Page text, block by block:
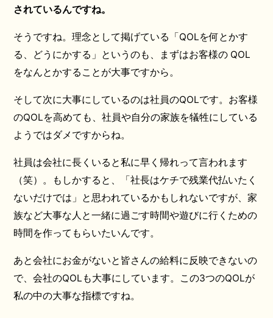
されているんですね。
そうですね。理念として掲げている「QOLを何とかす
る、どうにかする」というのも、まずはお客様の QOL
をなんとかすることが大事ですから。
そして次に大事にしているのは社員のQOLです。お客様
のQOLを高めても、社員や自分の家族を犠牲にしている
ようではダメですからね。
社員は会社に長くいると私に早く帰れって言われます
（笑）。もしかすると、「社長はケチで残業代払いたく
ないだけでは」と思われているかもしれないですが、家
族など大事な人と一緒に過ごす時間や遊びに行くための
時間を作ってもらいたいんです。
あと会社にお金がないと皆さんの給料に反映できないの
で、会社のQOLも大事にしています。この3つのQOLが
私の中の大事な指標ですね。